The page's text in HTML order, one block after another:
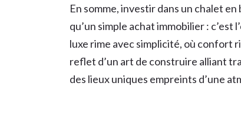
En somme, investir dans un chalet
qu’un simple achat immobilier : c’est
luxe rime avec simplicité, où confort
reflet d’un art de construire alliant
des lieux uniques empreints d’une